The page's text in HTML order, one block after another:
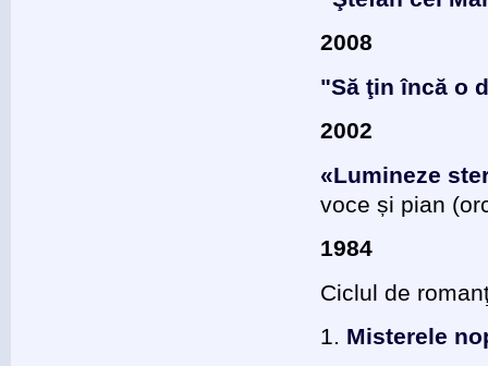
2008
"Să ţin încă o
2002
«Lumineze
voce și pian
1984
Ciclul de
1. Misterele